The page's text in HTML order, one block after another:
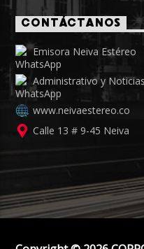
CONTÁCTANOS
Emisora Neiva Estéreo
Administrativo y Noticias
www.neivaestereo.co
Calle 13 # 9-45 Neiva